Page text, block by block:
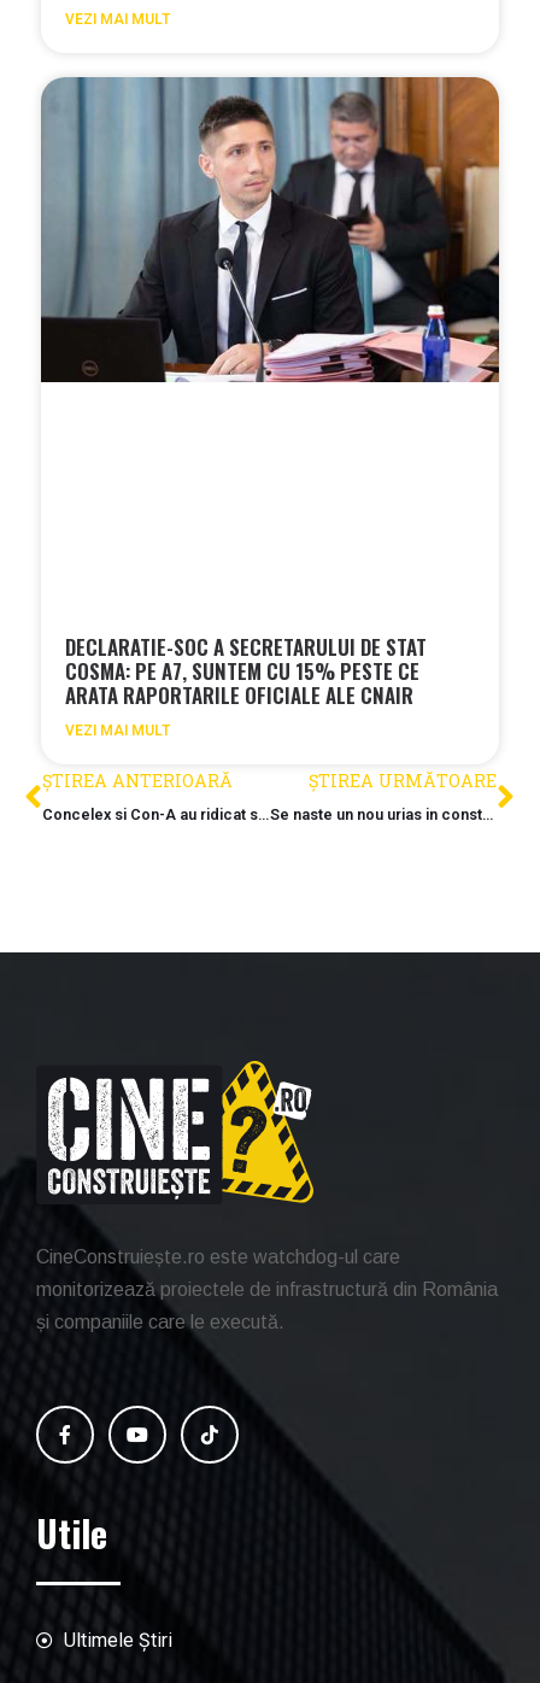
VEZI MAI MULT
DECLARATIE-SOC A SECRETARULUI DE STAT
COSMA: PE A7, SUNTEM CU 15% PESTE CE
ARATA RAPORTARILE OFICIALE ALE CNAIR
VEZI MAI MULT
ȘTIREA ANTERIOARĂ
Concelex si Con-A au ridicat spitalul de 120 de milioane de lei din Alba in timp record. Cand se va deschide?
ȘTIREA URMĂTOARE
Se naste un nou urias in constructii: Erbasu urca pe locul 4 in Romania si prinde din urma grupul UMB
CineConstruiește.ro este watchdog-ul care
monitorizează proiectele de infrastructură din România
și companiile care le execută.
Utile
Ultimele Știri